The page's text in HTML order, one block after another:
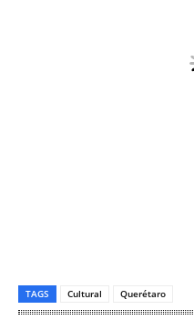
TAGS Cultural Querétaro